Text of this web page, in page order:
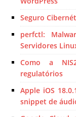
Seguro
perfctl:
Servidores
Como a
regulatórios
Apple iOS
snippet de